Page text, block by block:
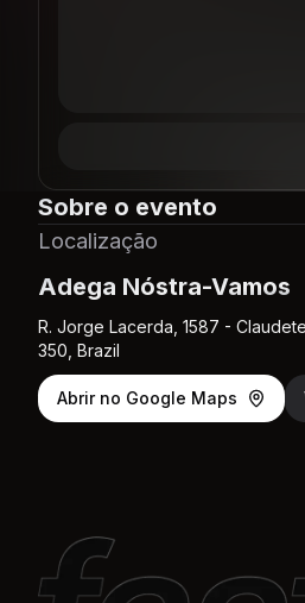
Sobre o evento
Localização
Adega Nóstra-Vamos
R. Jorge Lacerda, 1587 -
350, Brazil
Abrir no Google Maps